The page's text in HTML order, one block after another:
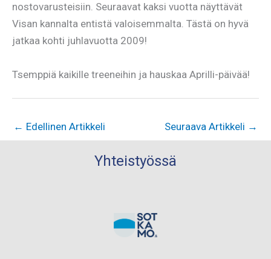
nostovarusteisiin. Seuraavat kaksi vuotta näyttävät
Visan kannalta entistä valoisemmalta. Tästä on hyvä
jatkaa kohti juhlavuotta 2009!
Tsemppiä kaikille treeneihin ja hauskaa Aprilli-päivää!
← Edellinen Artikkeli Seuraava Artikkeli →
Yhteistyössä